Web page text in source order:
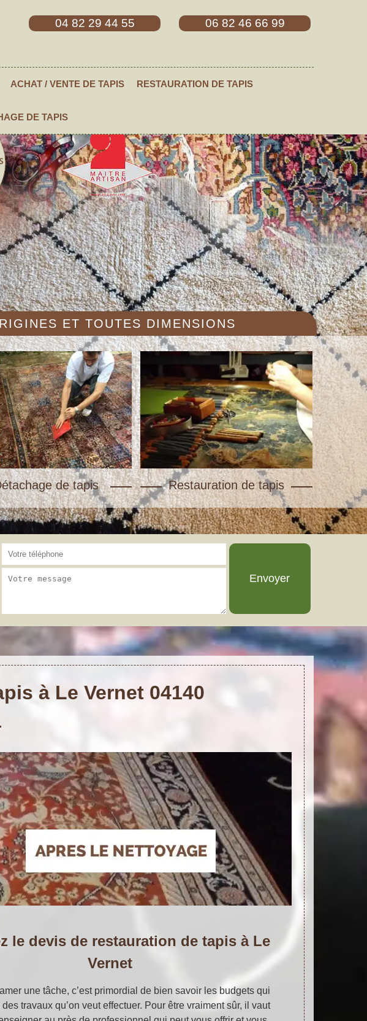
04 82 29 44 55 06 82 46 66 99
ACHAT / VENTE DE TAPIS RESTAURATION DE TAPIS
DE TAPIS
ET TOUTES DIMENSIONS
de tapis Restauration de tapis
à Le Vernet 04140
le devis de restauration de tapis à Le
Vernet
une tâche, c’est primordial de bien savoir les budgets qui
travaux qu’on veut effectuer. Pour être vraiment sûr, il vaut